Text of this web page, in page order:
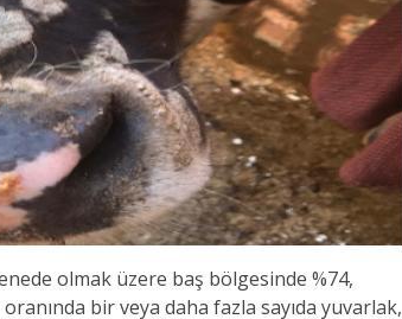
olmak üzere baş bölgesinde %74,
bir veya daha fazla sayıda yuvarlak,